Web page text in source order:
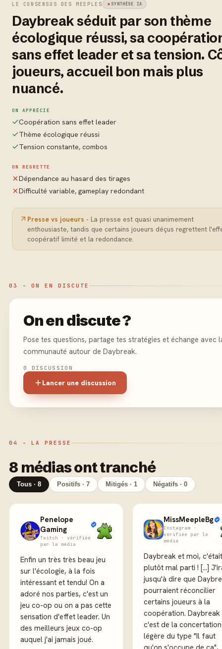
LE CONSENSUS DES MEEPLES SYNTHÈSE IA
Daybreak séduit par son thème
écologique réussi, sa
sans effet leader et sa tension.
joueurs, accueil bon mais plus
nuancé.
ON APPRÉCIE
Coopération sans effet leader
Thème écologique réussi
Tension constante, combos
ON REGRETTE
Dépendance au hasard des tirages
Difficulté variable, gameplay redondant
Presse vs joueurs - La presse est quasi unanimement
enthousiaste, tandis que certains joueurs déçus regrettent
coopératif limité et la redondance.
03 - ON EN DISCUTE
On en discute ?
Pose tes questions, partage tes stratégies et échange avec
communauté autour de Daybreak.
0 DISCUSSION
Lancer une discussion
04 - LA PRESSE
8 médias ont tranché
Tous · 8 Positifs · 7 Mitigés · 1 Négatifs · 0
Penelope
Gaming
Twitch · vérifiée
par le média
Enfin un très très beau jeu
sur l'écologie, à la fois
intéressant et tendu! On a
adoré nos parties, c'est un
jeu co-op ou on a pas cette
sensation d'effet leader. Un
des meilleurs jeux co-op
auquel j'ai jamais joué.
MissMeepleBg
Instagram ·
vérifiée par le
média
Daybreak et moi, c'était
plutôt mal parti ! [...]
jusqu'à dire que
pourraient réconcilier
certains joueurs à la
coopération. Daybreak
c'est de la concertation
légère du type "Il faut